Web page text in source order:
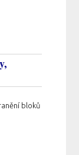
bloků